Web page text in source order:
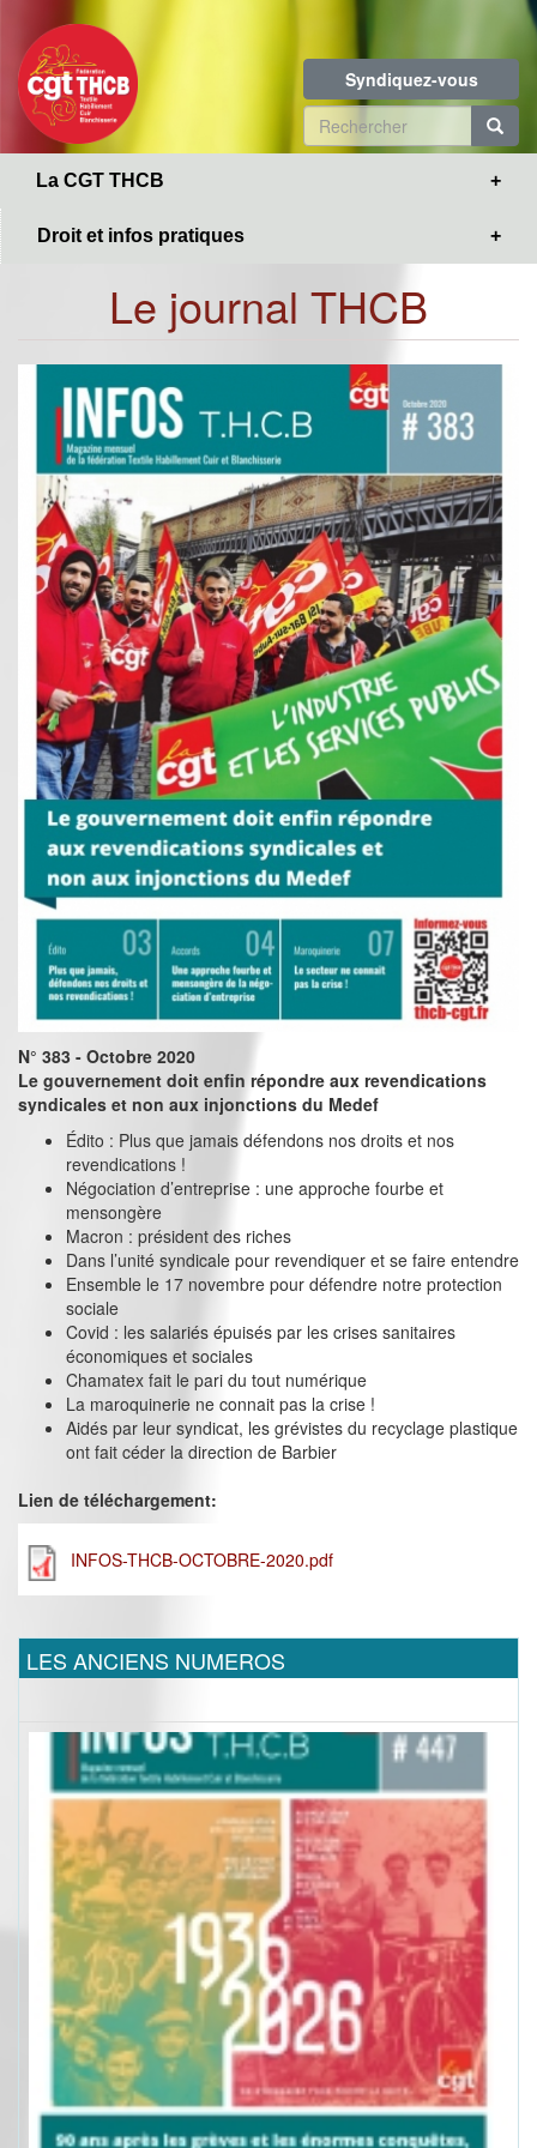
contenu
principal
Syndiquez-vous
Formulaire
de
La CGT THCB
Droit et infos pratiques
Le journal THCB
N° 383 - Octobre 2020
Le gouvernement doit enfin répondre aux revendications
syndicales et non aux injonctions du Medef
Édito : Plus que jamais défendons nos droits et nos
revendications !
Négociation d’entreprise : une approche fourbe et
mensongère
Macron : président des riches
Dans l’unité syndicale pour revendiquer et se faire entendre
Ensemble le 17 novembre pour défendre notre protection
sociale
Covid : les salariés épuisés par les crises sanitaires
économiques et sociales
Chamatex fait le pari du tout numérique
La maroquinerie ne connait pas la crise !
Aidés par leur syndicat, les grévistes du recyclage plastique
ont fait céder la direction de Barbier
Lien de téléchargement:
INFOS-THCB-OCTOBRE-2020.pdf
LES ANCIENS NUMEROS